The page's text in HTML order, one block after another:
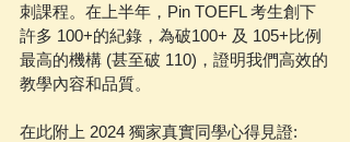
刺課程。在上半年，Pin TOEFL 考生創下
許多 100+的紀錄，為破100+ 及 105+比例
最高的機構 (甚至破 110)，證明我們高效的
教學內容和品質。
在此附上 2024 獨家真實同學心得見證: